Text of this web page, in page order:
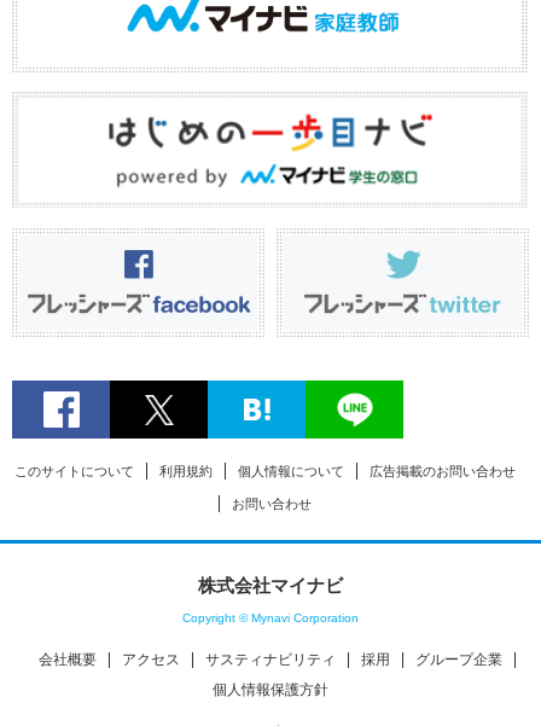
このサイトについて 利用規約 個人情報について 広告掲載のお問い合わせ
お問い合わせ
株式会社マイナビ
Copyright © Mynavi Corporation
会社概要 アクセス サスティナビリティ 採用
グループ企業
個人情報保護方針